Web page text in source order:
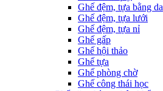
Ghế đệm, tựa bằng da
Ghế đệm, tựa lưới
Ghế đệm, tựa nỉ
Ghế gấp
Ghế hội thảo
Ghế tựa
Ghế phòng chờ
Ghế công thái học